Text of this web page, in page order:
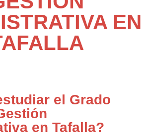
EN
el Grado
en Tafalla?